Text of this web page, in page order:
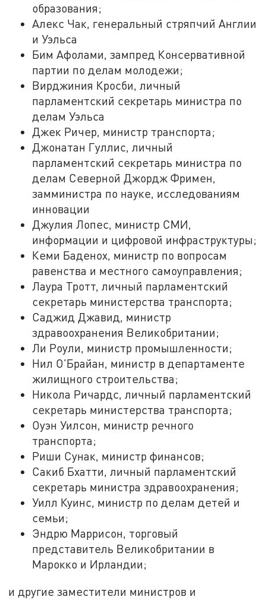
образования;
Алекс Чак, генеральный стряпчий Англии
и Уэльса
Бим Афолами, зампред Консервативной
партии по делам молодежи;
Вирджиния Кросби, личный
парламентский секретарь министра по
делам Уэльса
Джек Ричер, министр транспорта;
Джонатан Гуллис, личный
парламентский секретарь министра по
делам Северной Джордж Фримен,
замминистра по науке, исследованиям
инновации
Джулия Лопес, министр СМИ,
информации и цифровой инфраструктуры;
Кеми Баденох, министр по вопросам
равенства и местного самоуправления;
Лаура Тротт, личный парламентский
секретарь министерства транспорта;
Саджид Джавид, министр
здравоохранения Великобритании;
Ли Роули, министр промышленности;
Нил О'Брайан, министр в департаменте
жилищного строительства;
Никола Ричардс, личный парламентский
секретарь министерства транспорта;
Оуэн Уилсон, министр речного
транспорта;
Риши Сунак, министр финансов;
Сакиб Бхатти, личный парламентский
секретарь министра здравоохранения;
Уилл Куинс, министр по делам детей и
семьи;
Эндрю Маррисон, торговый
представитель Великобритании в
Марокко и Ирландии;
и другие заместители министров и